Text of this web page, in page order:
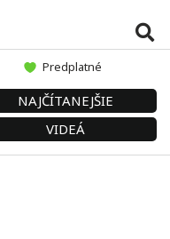
Predplatné
NAJČÍTANEJŠIE
VIDEÁ